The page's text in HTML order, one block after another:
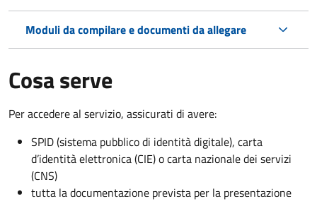
Moduli da compilare e documenti da allegare
Cosa serve
Per accedere al servizio, assicurati di avere:
SPID (sistema pubblico di identità digitale), carta
d’identità elettronica (CIE) o carta nazionale dei servizi
(CNS)
tutta la documentazione prevista per la presentazione